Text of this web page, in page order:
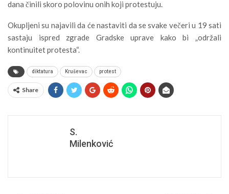
dana činili skoro polovinu onih koji protestuju.
Okupljeni su najavili da će nastaviti da se svake večeri u 19 sati
sastaju ispred zgrade Gradske uprave kako bi „održali
kontinuitet protesta“.
diktatura Kruševac protest
Share
S.
Milenković